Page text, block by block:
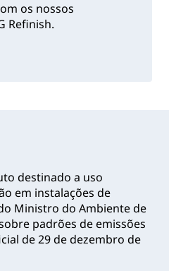
os nossos
Refinish.
destinado a uso
em instalações de
Ministro do Ambiente de
padrões de emissões
de 29 de dezembro de